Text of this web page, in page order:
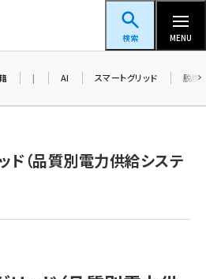
ートグリッドフォーラム
検索 MENU
| AI スマートグリッド 脱炭
ド（品質別電力供給システ